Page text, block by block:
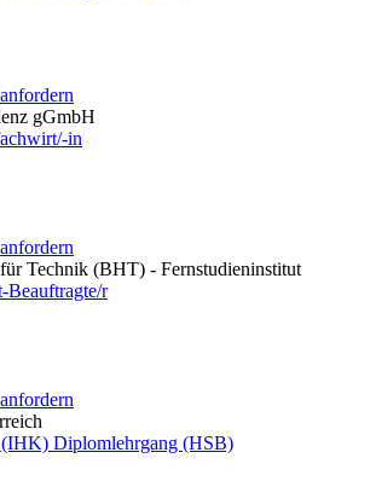
gGmbH
in
Technik (BHT) - Fernstudieninstitut
Beauftragte/r
(IHK) Diplomlehrgang (HSB)